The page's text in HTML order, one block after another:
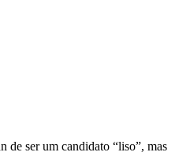
de ser um candidato “liso”, mas